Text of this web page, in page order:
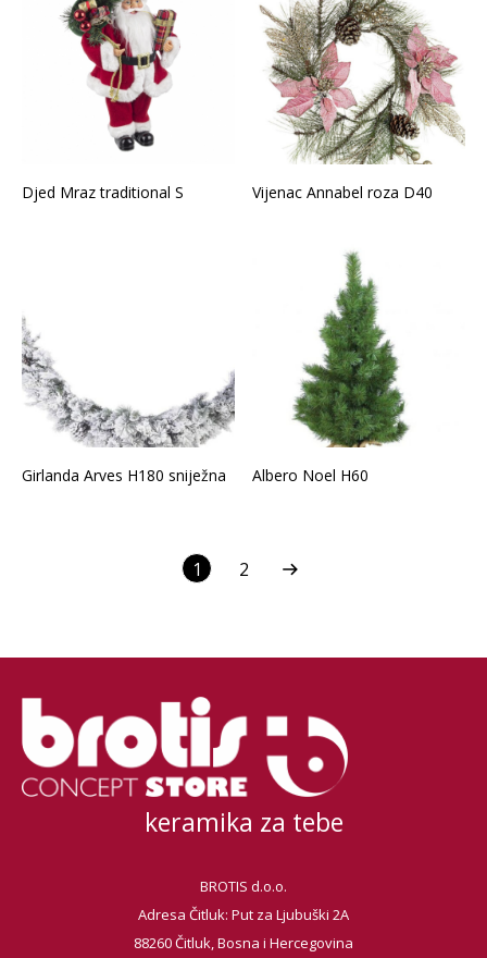
Djed Mraz traditional S Vijenac Annabel roza D40
Girlanda Arves H180 sniježna Albero Noel H60
1 2
keramika za tebe
BROTIS d.o.o.
Adresa Čitluk: Put za Ljubuški 2A
88260 Čitluk, Bosna i Hercegovina